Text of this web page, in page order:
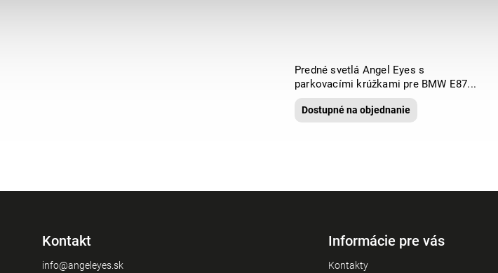
Predné svetlá Angel Eyes s
parkovacími krúžkami pre BMW E87...
Dostupné na objednanie
Kontakt
info@angeleyes.sk
Informácie pre vás
Kontakty